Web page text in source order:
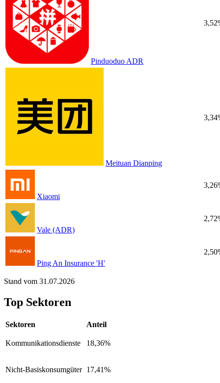
Pinduoduo ADR
Meituan Dianping
Xiaomi
Vale (ADR)
Ping An Insurance 'H'
Stand vom 31.07.2026
Top Sektoren
Sektoren Anteil
Kommunikationsdienste 18,36%
Nicht-Basiskonsumgüter 17,41%